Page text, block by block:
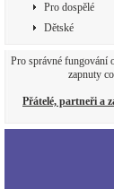
Pro dospělé
Dětské
Pro správné fungování
zapnuty
Přátelé, partneři a